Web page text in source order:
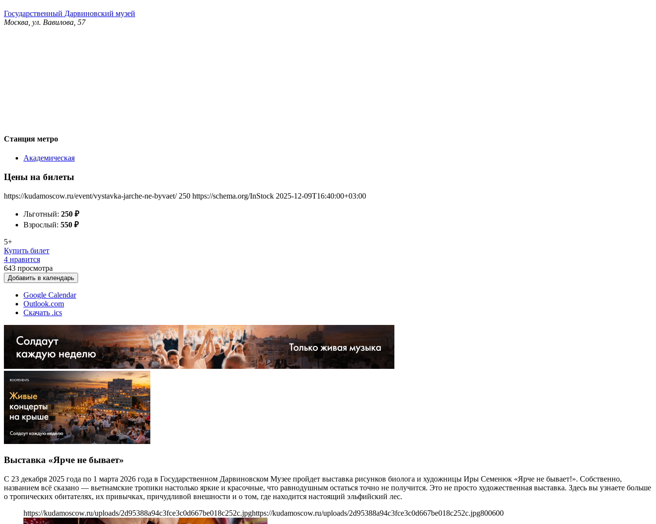
Государственный Дарвиновский музей
Москва, ул. Вавилова, 57
Станция метро
Академическая
Цены на билеты
https://kudamoscow.ru/event/vystavka-jarche-ne-byvaet/ 250 https://schema.org/InStock 2025-12-09T16:40:00+03:00
Льготный: 250 ₽
Взрослый: 550 ₽
5+
Купить билет
4 нравится
643 просмотра
Добавить в календарь
Google Calendar
Outlook.com
Скачать .ics
Выставка «Ярче не бывает»
С 23 декабря 2025 года по 1 марта 2026 года в Государственном Дарвиновском Музее пройдет выставка рисунков биолога и художницы Иры Семенюк «Ярче не бывает!». Собственно,
названием всё сказано — вьетнамские тропики настолько яркие и красочные, что равнодушным остаться точно не получится. Это не просто художественная выставка. Здесь вы узнаете больше
о тропических обитателях, их привычках, причудливой внешности и о том, где находится настоящий эльфийский лес.
https://kudamoscow.ru/uploads/2d95388a94c3fce3c0d667be018c252c.jpghttps://kudamoscow.ru/uploads/2d95388a94c3fce3c0d667be018c252c.jpg800600